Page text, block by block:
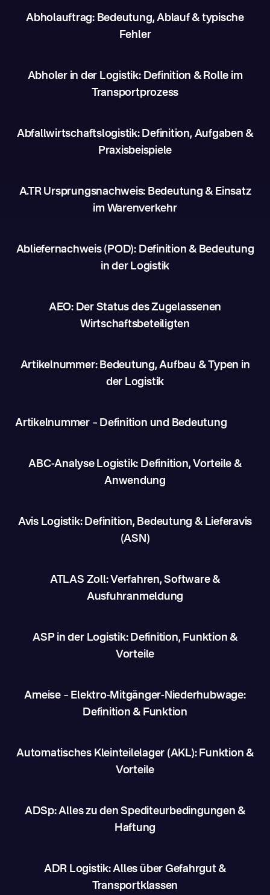
Abholauftrag: Bedeutung, Ablauf & typische
Fehler
Abholer in der Logistik: Definition & Rolle im
Transportprozess
Abfallwirtschaftslogistik: Definition, Aufgaben &
Praxisbeispiele
A.TR Ursprungsnachweis: Bedeutung & Einsatz
im Warenverkehr
Abliefernachweis (POD): Definition & Bedeutung
in der Logistik
AEO: Der Status des Zugelassenen
Wirtschaftsbeteiligten
Artikelnummer: Bedeutung, Aufbau & Typen in
der Logistik
Artikelnummer – Definition und Bedeutung
ABC-Analyse Logistik: Definition, Vorteile &
Anwendung
Avis Logistik: Definition, Bedeutung & Lieferavis
(ASN)
ATLAS Zoll: Verfahren, Software &
Ausfuhranmeldung
ASP in der Logistik: Definition, Funktion &
Vorteile
Ameise – Elektro-Mitgänger-Niederhubwage:
Definition & Funktion
Automatisches Kleinteilelager (AKL): Funktion &
Vorteile
ADSp: Alles zu den Spediteurbedingungen &
Haftung
ADR Logistik: Alles über Gefahrgut &
Transportklassen